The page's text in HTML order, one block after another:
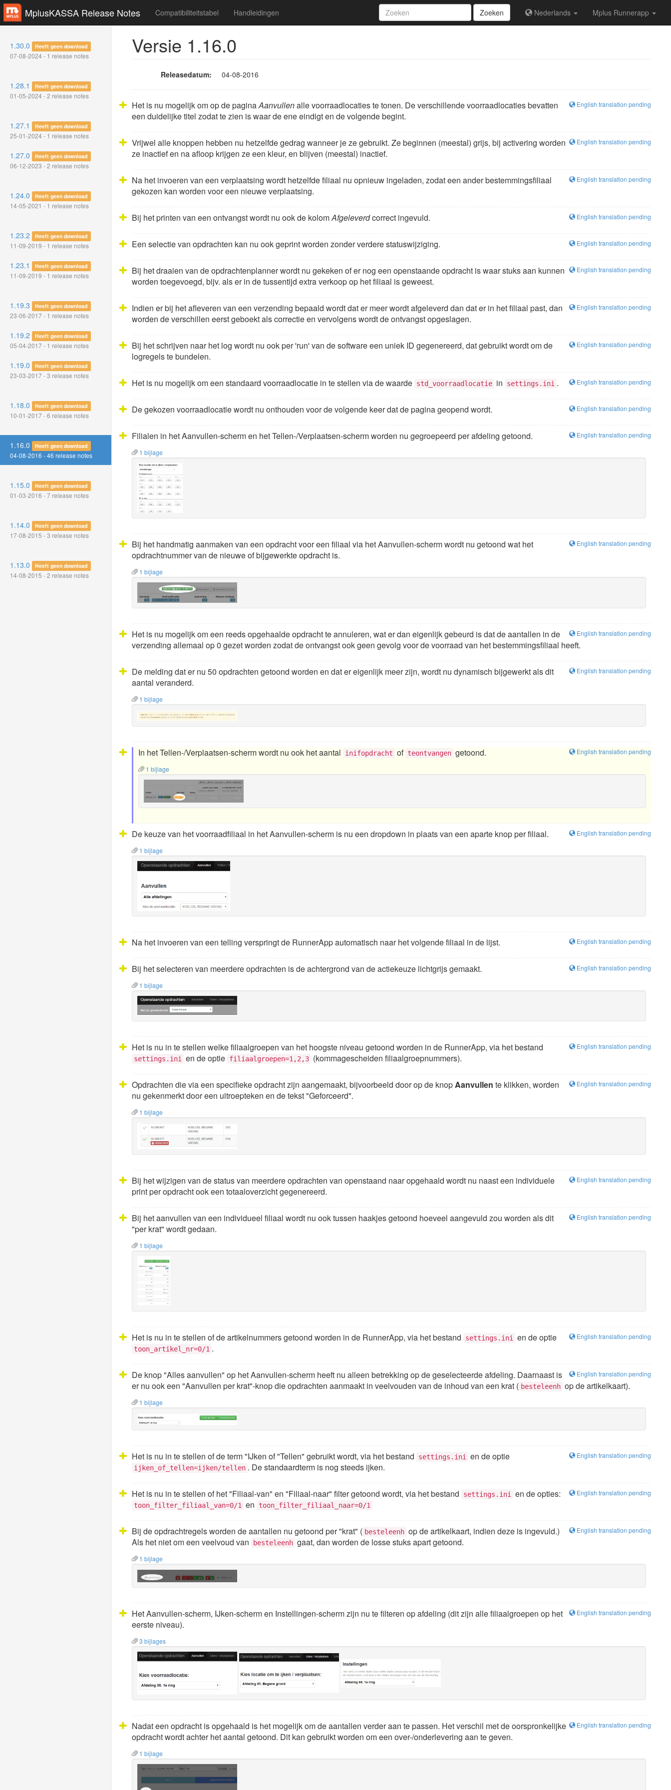
MplusKASSA Release Notes Zoeken Nederlands Mplus Runnerapp
Compatibiliteitstabel Handleidingen
1.30.0 Heeft geen download
07-08-2024 - 1 release notes
1.28.1 Heeft geen download
01-05-2024 - 2 release notes
1.27.1 Heeft geen download
25-01-2024 - 1 release notes
1.27.0 Heeft geen download
06-12-2023 - 2 release notes
1.24.0 Heeft geen download
14-05-2021 - 1 release notes
1.23.2 Heeft geen download
11-09-2019 - 1 release notes
1.23.1 Heeft geen download
11-09-2019 - 1 release notes
1.19.3 Heeft geen download
23-06-2017 - 1 release notes
1.19.2 Heeft geen download
05-04-2017 - 1 release notes
1.19.0 Heeft geen download
23-03-2017 - 3 release notes
1.18.0 Heeft geen download
10-01-2017 - 6 release notes
1.16.0 Heeft geen download
04-08-2016 - 46 release notes
1.15.0 Heeft geen download
01-03-2016 - 7 release notes
1.14.0 Heeft geen download
17-08-2015 - 3 release notes
1.13.0 Heeft geen download
14-08-2015 - 2 release notes
Versie 1.16.0
Releasedatum: 04-08-2016
English translation pending
Het is nu mogelijk om op de paginaAanvullenalle voorraadlocaties te tonen. De verschillende voorraadlocaties bevatten
een duidelijke titel zodat te zien is waar de ene eindigt en de volgende begint.
English translation pending
Vrijwel alle knoppen hebben nu hetzelfde gedrag wanneer je ze gebruikt. Ze beginnen (meestal) grijs, bij activering worden
ze inactief en na afloop krijgen ze een kleur, en blijven (meestal) inactief.
English translation pending
Na het invoeren van een verplaatsing wordt hetzelfde filiaal nu opnieuw ingeladen, zodat een ander bestemmingsfiliaal
gekozen kan worden voor een nieuwe verplaatsing.
English translation pending
Bij het printen van een ontvangst wordt nu ook de kolomAfgeleverdcorrect ingevuld.
English translation pending
Een selectie van opdrachten kan nu ook geprint worden zonder verdere statuswijziging.
English translation pending
Bij het draaien van de opdrachtenplanner wordt nu gekeken of er nog een openstaande opdracht is waar stuks aan kunnen
worden toegevoegd, bijv. als er in de tussentijd extra verkoop op het filiaal is geweest.
English translation pending
Indien er bij het afleveren van een verzending bepaald wordt dat er meer wordt afgeleverd dan dat er in het filiaal past, dan
worden de verschillen eerst geboekt als correctie en vervolgens wordt de ontvangst opgeslagen.
English translation pending
Bij het schrijven naar het log wordt nu ook per 'run' van de software een uniek ID gegenereerd, dat gebruikt wordt om de
logregels te bundelen.
English translation pending
Het is nu mogelijk om een standaard voorraadlocatie in te stellen via de waarde std_voorraadlocatie in settings.ini .
English translation pending
De gekozen voorraadlocatie wordt nu onthouden voor de volgende keer dat de pagina geopend wordt.
English translation pending
Filialen in het Aanvullen-scherm en het Tellen-/Verplaatsen-scherm worden nu gegroepeerd per afdeling getoond.
1 bijlage
English translation pending
Bij het handmatig aanmaken van een opdracht voor een filiaal via het Aanvullen-scherm wordt nu getoond wat het
opdrachtnummer van de nieuwe of bijgewerkte opdracht is.
1 bijlage
English translation pending
Het is nu mogelijk om een reeds opgehaalde opdracht te annuleren, wat er dan eigenlijk gebeurd is dat de aantallen in de
verzending allemaal op 0 gezet worden zodat de ontvangst ook geen gevolg voor de voorraad van het bestemmingsfiliaal heeft.
English translation pending
De melding dat er nu 50 opdrachten getoond worden en dat er eigenlijk meer zijn, wordt nu dynamisch bijgewerkt als dit
aantal veranderd.
1 bijlage
English translation pending
In het Tellen-/Verplaatsen-scherm wordt nu ook het aantal inifopdracht of teontvangen getoond.
1 bijlage
English translation pending
De keuze van het voorraadfiliaal in het Aanvullen-scherm is nu een dropdown in plaats van een aparte knop per filiaal.
1 bijlage
English translation pending
Na het invoeren van een telling verspringt de RunnerApp automatisch naar het volgende filiaal in de lijst.
English translation pending
Bij het selecteren van meerdere opdrachten is de achtergrond van de actiekeuze lichtgrijs gemaakt.
1 bijlage
English translation pending
Het is nu in te stellen welke filiaalgroepen van het hoogste niveau getoond worden in de RunnerApp, via het bestand
settings.ini en de optie filiaalgroepen=1,2,3 (kommagescheiden filiaalgroepnummers).
English translation pending
Opdrachten die via een specifieke opdracht zijn aangemaakt, bijvoorbeeld door op de knopAanvullen te klikken, worden
nu gekenmerkt door een uitroepteken en de tekst "Geforceerd".
1 bijlage
English translation pending
Bij het wijzigen van de status van meerdere opdrachten van openstaand naar opgehaald wordt nu naast een individuele
print per opdracht ook een totaaloverzicht gegenereerd.
English translation pending
Bij het aanvullen van een individueel filiaal wordt nu ook tussen haakjes getoond hoeveel aangevuld zou worden als dit
"per krat" wordt gedaan.
1 bijlage
English translation pending
Het is nu in te stellen of de artikelnummers getoond worden in de RunnerApp, via het bestand settings.ini en de optie
toon_artikel_nr=0/1 .
English translation pending
De knop "Alles aanvullen" op het Aanvullen-scherm heeft nu alleen betrekking op de geselecteerde afdeling. Daarnaast is
er nu ook een "Aanvullen per krat"-knop die opdrachten aanmaakt in veelvouden van de inhoud van een krat ( besteleenh op de artikelkaart).
1 bijlage
English translation pending
Het is nu in te stellen of de term "IJken of "Tellen" gebruikt wordt, via het bestand settings.ini en de optie
ijken_of_tellen=ijken/tellen . De standaardterm is nog steeds ijken.
English translation pending
Het is nu in te stellen of het "Filiaal-van" en "Filiaal-naar" filter getoond wordt, via het bestand settings.ini en de opties:
toon_filter_filiaal_van=0/1 en toon_filter_filiaal_naar=0/1
English translation pending
Bij de opdrachtregels worden de aantallen nu getoond per "krat" ( besteleenh op de artikelkaart, indien deze is ingevuld.)
Als het niet om een veelvoud van
besteleenh gaat, dan worden de losse stuks apart getoond.
1 bijlage
English translation pending
Het Aanvullen-scherm, IJken-scherm en Instellingen-scherm zijn nu te filteren op afdeling (dit zijn alle filiaalgroepen op het
eerste niveau).
3 bijlages
English translation pending
Nadat een opdracht is opgehaald is het mogelijk om de aantallen verder aan te passen. Het verschil met de oorspronkelijke
opdracht wordt achter het aantal getoond. Dit kan gebruikt worden om een over-/onderlevering aan te geven.
1 bijlage